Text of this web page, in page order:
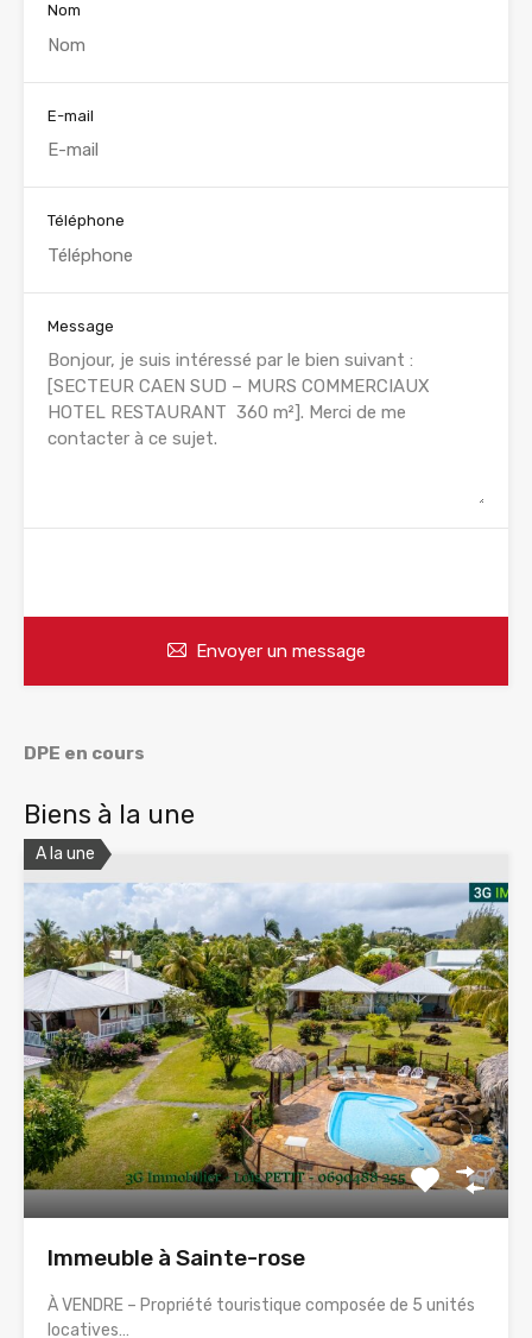
Nom
E-mail
Téléphone
Message
Envoyer un message
DPE en cours
Biens à la une
A la une
Immeuble à Sainte-rose
À VENDRE – Propriété touristique composée de 5 unités
locatives…